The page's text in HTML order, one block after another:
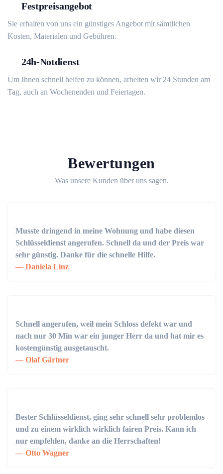
Festpreisangebot
Sie erhalten von uns ein günstiges Angebot mit sämtlichen
Kosten, Materialen und Gebühren.
24h-Notdienst
Um Ihnen schnell helfen zu können, arbeiten wir 24 Stunden am
Tag, auch an Wochenenden und Feiertagen.
Bewertungen
Was unsere Kunden über uns sagen.
Musste dringend in meine Wohnung und habe diesen
Schlüsseldienst angerufen. Schnell da und der Preis war
sehr günstig. Danke für die schnelle Hilfe.
Daniela Linz
Schnell angerufen, weil mein Schloss defekt war und
nach nur 30 Min war ein junger Herr da und hat mir es
kostengünstig ausgetauscht.
Olaf Gärtner
Bester Schlüsseldienst, ging sehr schnell sehr problemlos
und zu einem wirklich wirklich fairen Preis. Kann ich
nur empfehlen, danke an die Herrschaften!
Otto Wagner